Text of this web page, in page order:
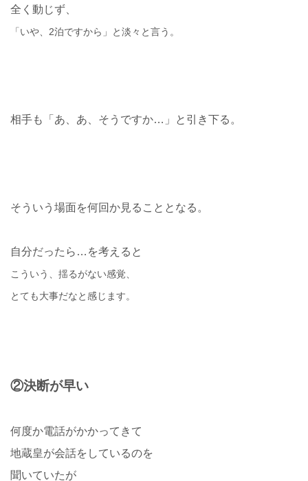
全く動じず、
「いや、2泊ですから」と淡々と言う。
相手も「あ、あ、そうですか…」と引き下る。
そういう場面を何回か見ることとなる。
自分だったら…を考えると
こういう、揺るがない感覚、
とても大事だなと感じます。
②決断が早い
何度か電話がかかってきて
地蔵皇が会話をしているのを
聞いていたが